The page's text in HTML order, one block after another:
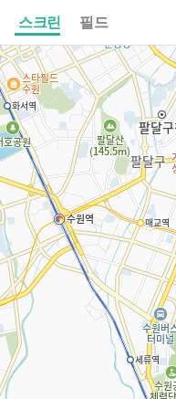
스크린 필드